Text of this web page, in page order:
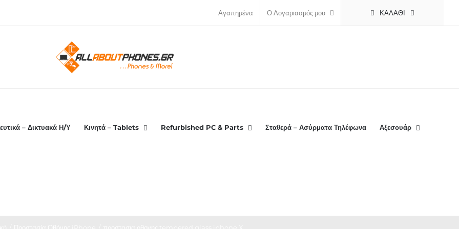
Αγαπημένα Ο Λογαριασμός μου ΚΑΛΆΘΙ
– Δικτυακά Η/Υ Κινητά – Tablets Refurbished PC & Parts Σταθερά – Ασύρματα Τηλέφωνα Αξεσουάρ